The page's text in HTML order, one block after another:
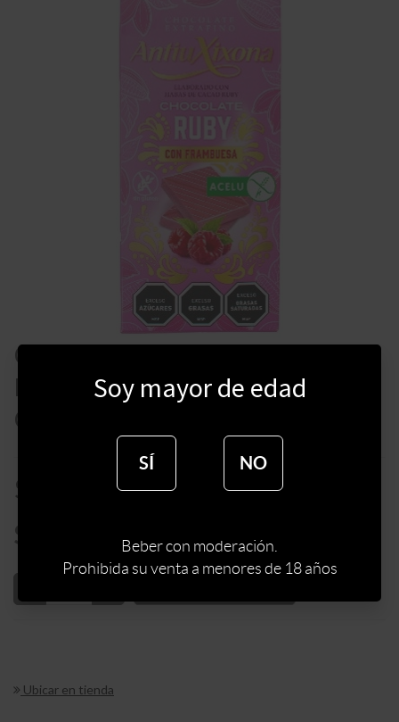
CHOCOLATE ANTIU XIXONA
RUBY CON FRAMBUESA 100
GRAMOS
$
$
Ubicar en tienda
Soy mayor de edad
SÍ NO
Beber con moderación.
Prohibida su venta a menores de 18 años